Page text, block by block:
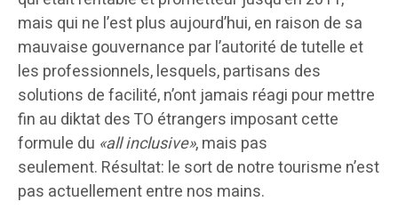
mais qui ne l’est plus aujourd’hui, en raison de sa
mauvaise gouvernance par l’autorité de tutelle et
les professionnels, lesquels, partisans des
solutions de facilité, n’ont jamais réagi pour mettre
fin au diktat des TO étrangers imposant cette
formule du «all inclusive», mais pas
seulement. Résultat: le sort de notre tourisme n’est
pas actuellement entre nos mains.